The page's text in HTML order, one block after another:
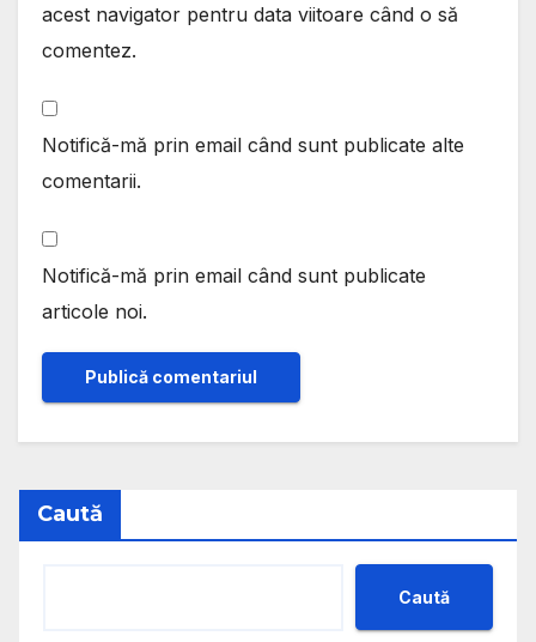
acest navigator pentru data viitoare când o să
comentez.
Notifică-mă prin email când sunt publicate alte
comentarii.
Notifică-mă prin email când sunt publicate
articole noi.
Caută
Caută